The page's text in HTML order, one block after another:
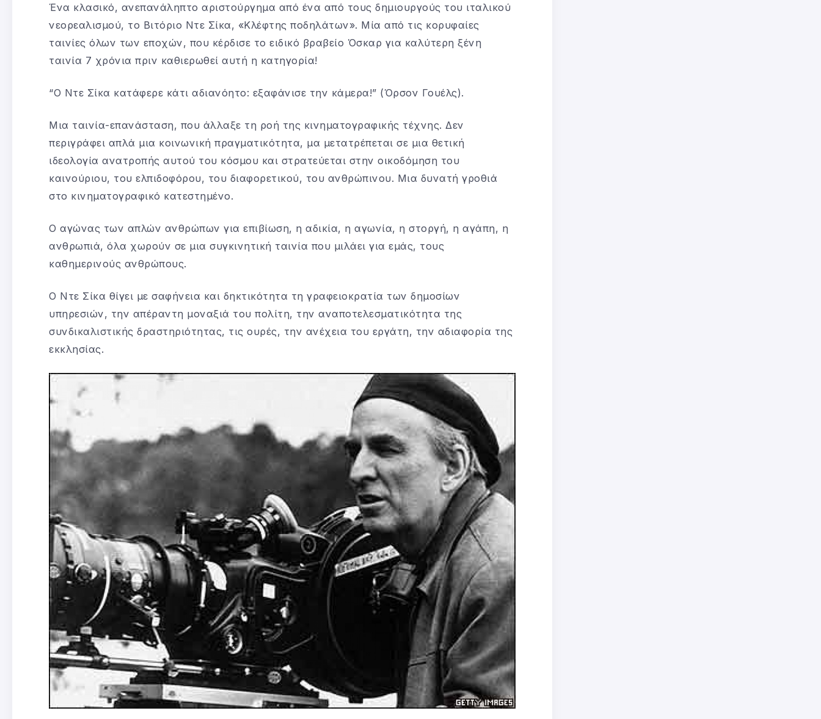
Ένα κλασικό, ανεπανάληπτο αριστούργημα από ένα από τους δημιουργούς του ιταλικού
νεορεαλισμού, το Βιτόριο Ντε Σίκα, «Κλέφτης ποδηλάτων». Μία από τις κορυφαίες
ταινίες όλων των εποχών, που κέρδισε το ειδικό βραβείο Όσκαρ για καλύτερη ξένη
ταινία 7 χρόνια πριν καθιερωθεί αυτή η κατηγορία!
“Ο Ντε Σίκα κατάφερε κάτι αδιανόητο: εξαφάνισε την κάμερα!” (Όρσον Γουέλς).
Μια ταινία-επανάσταση, που άλλαξε τη ροή της κινηματογραφικής τέχνης. Δεν
περιγράφει απλά μια κοινωνική πραγματικότητα, μα μετατρέπεται σε μια θετική
ιδεολογία ανατροπής αυτού του κόσμου και στρατεύεται στην οικοδόμηση του
καινούριου, του ελπιδοφόρου, του διαφορετικού, του ανθρώπινου. Μια δυνατή γροθιά
στο κινηματογραφικό κατεστημένο.
Ο αγώνας των απλών ανθρώπων για επιβίωση, η αδικία, η αγωνία, η στοργή, η αγάπη, η
ανθρωπιά, όλα χωρούν σε μια συγκινητική ταινία που μιλάει για εμάς, τους
καθημερινούς ανθρώπους.
Ο Ντε Σίκα θίγει με σαφήνεια και δηκτικότητα τη γραφειοκρατία των δημοσίων
υπηρεσιών, την απέραντη μοναξιά του πολίτη, την αναποτελεσματικότητα της
συνδικαλιστικής δραστηριότητας, τις ουρές, την ανέχεια του εργάτη, την αδιαφορία της
εκκλησίας.